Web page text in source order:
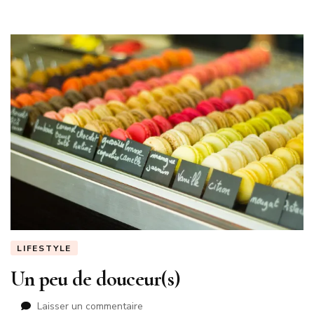
LIFESTYLE
Un peu de douceur(s)
Laisser un commentaire